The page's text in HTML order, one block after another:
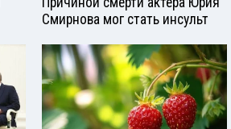
Смирнова мог стать инсульт